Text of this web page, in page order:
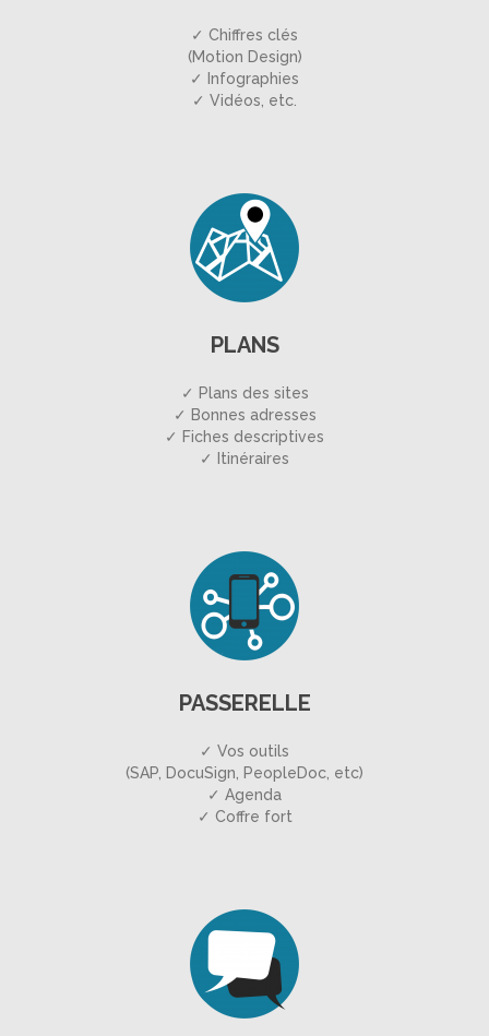
✓ Chiffres clés
(Motion Design)
✓ Infographies
✓ Vidéos, etc.
PLANS
✓ Plans des sites
✓ Bonnes adresses
✓ Fiches descriptives
✓ Itinéraires
PASSERELLE
✓ Vos outils
(SAP, DocuSign, PeopleDoc, etc)
✓ Agenda
✓ Coffre fort